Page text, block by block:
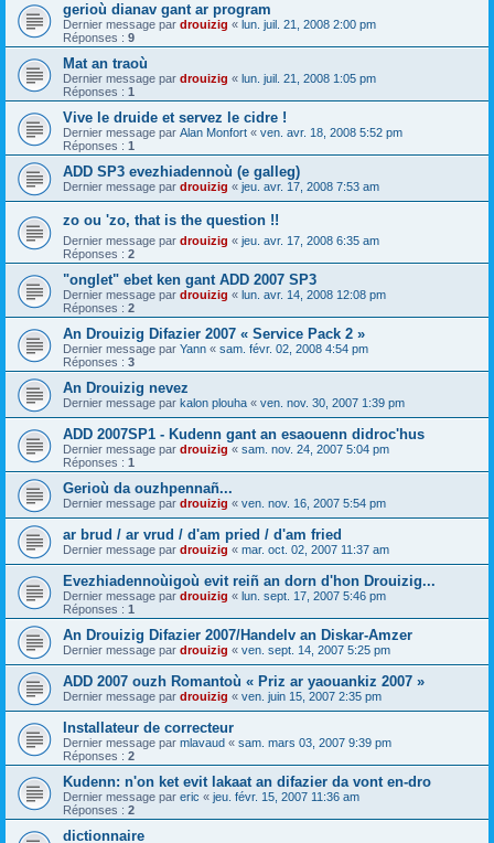
gerioù dianav gant ar program
Dernier message par drouizig « lun. juil. 21, 2008 2:00 pm
Réponses : 9
Mat an traoù
Dernier message par drouizig « lun. juil. 21, 2008 1:05 pm
Réponses : 1
Vive le druide et servez le cidre !
Dernier message par Alan Monfort « ven. avr. 18, 2008 5:52 pm
Réponses : 1
ADD SP3 evezhiadennoù (e galleg)
Dernier message par drouizig « jeu. avr. 17, 2008 7:53 am
zo ou 'zo, that is the question !!
Dernier message par drouizig « jeu. avr. 17, 2008 6:35 am
Réponses : 2
"onglet" ebet ken gant ADD 2007 SP3
Dernier message par drouizig « lun. avr. 14, 2008 12:08 pm
Réponses : 2
An Drouizig Difazier 2007 « Service Pack 2 »
Dernier message par Yann « sam. févr. 02, 2008 4:54 pm
Réponses : 3
An Drouizig nevez
Dernier message par kalon plouha « ven. nov. 30, 2007 1:39 pm
ADD 2007SP1 - Kudenn gant an esaouenn didroc'hus
Dernier message par drouizig « sam. nov. 24, 2007 5:04 pm
Réponses : 1
Gerioù da ouzhpennañ...
Dernier message par drouizig « ven. nov. 16, 2007 5:54 pm
ar brud / ar vrud / d'am pried / d'am fried
Dernier message par drouizig « mar. oct. 02, 2007 11:37 am
Evezhiadennoùigoù evit reiñ an dorn d'hon Drouizig...
Dernier message par drouizig « lun. sept. 17, 2007 5:46 pm
Réponses : 1
An Drouizig Difazier 2007/Handelv an Diskar-Amzer
Dernier message par drouizig « ven. sept. 14, 2007 5:25 pm
ADD 2007 ouzh Romantoù « Priz ar yaouankiz 2007 »
Dernier message par drouizig « ven. juin 15, 2007 2:35 pm
Installateur de correcteur
Dernier message par mlavaud « sam. mars 03, 2007 9:39 pm
Réponses : 2
Kudenn: n'on ket evit lakaat an difazier da vont en-dro
Dernier message par eric « jeu. févr. 15, 2007 11:36 am
Réponses : 2
dictionnaire